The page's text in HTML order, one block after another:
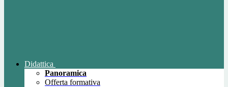
Didattica
Panoramica
Offerta formativa